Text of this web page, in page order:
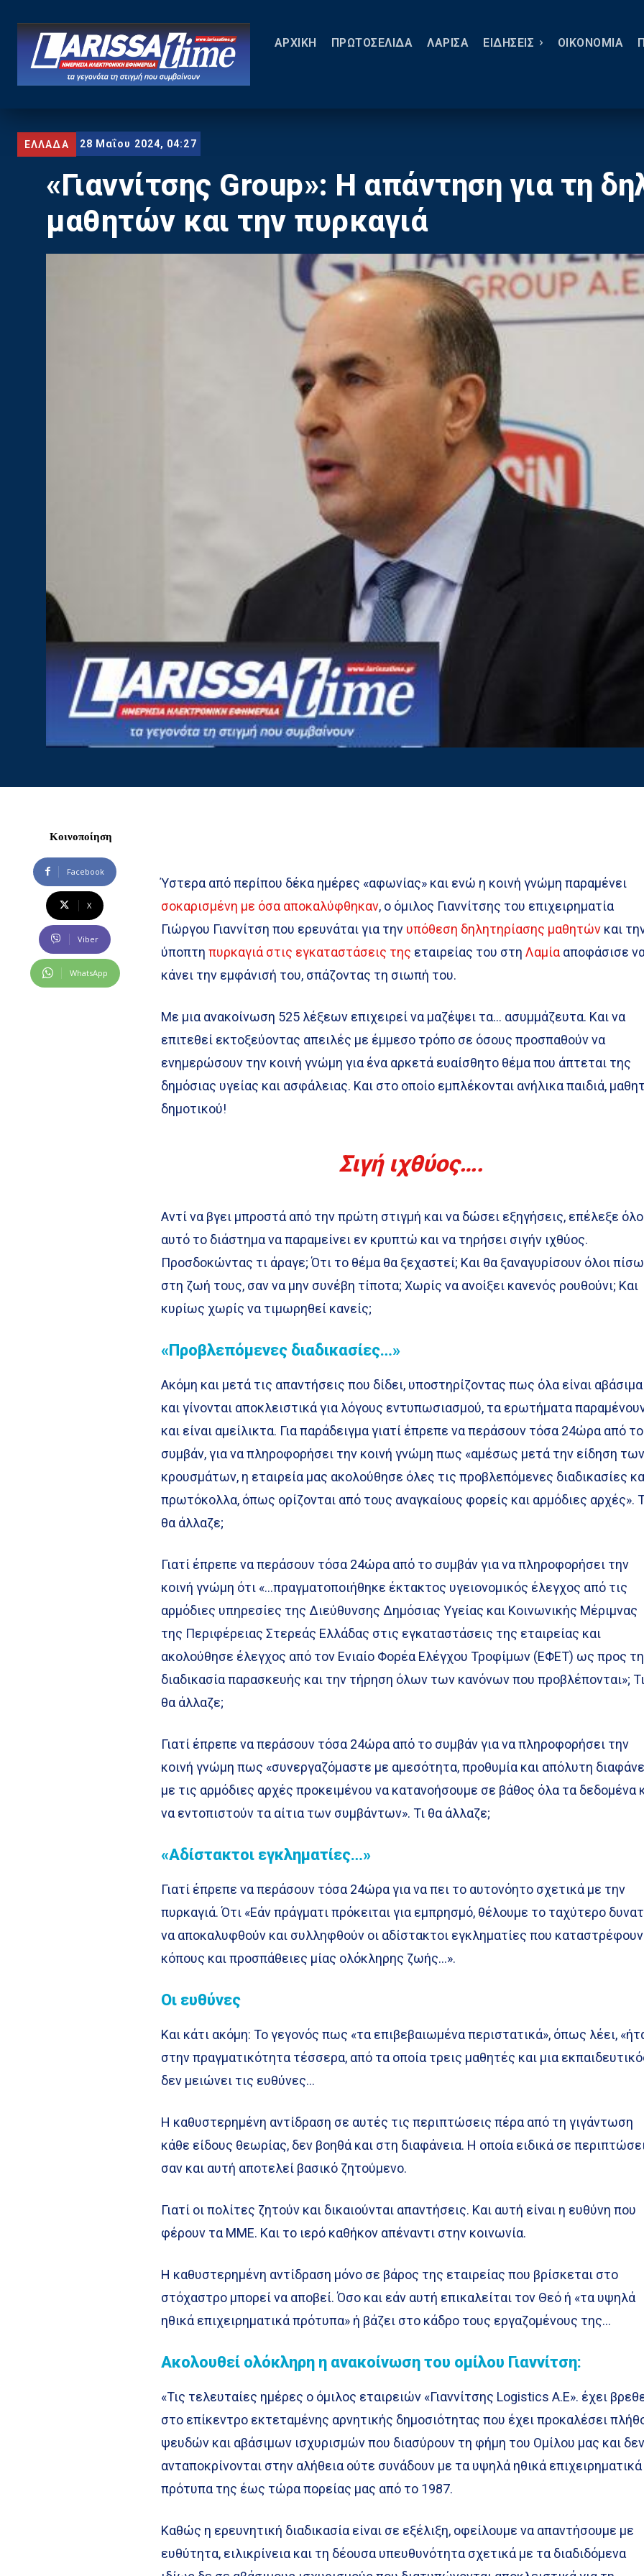
ΑΡΧΙΚΗ ΠΡΩΤΟΣΕΛΙΔΑ ΛΑΡΙΣΑ ΕΙΔΗΣΕΙΣ ΟΙΚΟΝΟΜΙΑ
ΕΛΛΑΔΑ 28 Μαΐου 2024, 04:27
«Γιαννίτσης Group»: Η απάντηση για τη
μαθητών και την πυρκαγιά
Κοινοποίηση
Facebook
X
Viber
WhatsApp
Ύστερα από περίπου δέκα ημέρες «αφωνίας» και ενώ η κοινή γνώμη παραμένει
σοκαρισμένη με όσα αποκαλύφθηκαν, ο όμιλος Γιαννίτσης του επιχειρηματία
Γιώργου Γιαννίτση που ερευνάται για την υπόθεση δηλητηρίασης μαθητών και
ύποπτηπυρκαγιά στις εγκαταστάσεις της εταιρείας του στηΛαμία αποφάσισε
κάνει την εμφάνισή του, σπάζοντας τη σιωπή του.
Με μια ανακοίνωση 525 λέξεων επιχειρεί να μαζέψει τα… ασυμμάζευτα. Και να
επιτεθεί εκτοξεύοντας απειλές με έμμεσο τρόπο σε όσους προσπαθούν να
ενημερώσουν την κοινή γνώμη για ένα αρκετά ευαίσθητο θέμα που άπτεται της
δημόσιας υγείας και ασφάλειας. Και στο οποίο εμπλέκονται ανήλικα παιδιά,
δημοτικού!
Σιγή ιχθύος….
Αντί να βγει μπροστά από την πρώτη στιγμή και να δώσει εξηγήσεις, επέλεξε όλο
αυτό το διάστημα να παραμείνει εν κρυπτώ και να τηρήσει σιγήν ιχθύος.
Προσδοκώντας τι άραγε; Ότι το θέμα θα ξεχαστεί; Και θα ξαναγυρίσουν όλοι πίσω
στη ζωή τους, σαν να μην συνέβη τίποτα; Χωρίς να ανοίξει κανενός ρουθούνι; Και
κυρίως χωρίς να τιμωρηθεί κανείς;
«Προβλεπόμενες διαδικασίες…»
Ακόμη και μετά τις απαντήσεις που δίδει, υποστηρίζοντας πως όλα είναι αβάσιμα
και γίνονται αποκλειστικά για λόγους εντυπωσιασμού, τα ερωτήματα
και είναι αμείλικτα. Για παράδειγμα γιατί έπρεπε να περάσουν τόσα 24ώρα από το
συμβάν, για να πληροφορήσει την κοινή γνώμη πως «αμέσως μετά την είδηση των
κρουσμάτων, η εταιρεία μας ακολούθησε όλες τις προβλεπόμενες διαδικασίες
πρωτόκολλα, όπως ορίζονται από τους αναγκαίους φορείς και αρμόδιες αρχές».
θα άλλαζε;
Γιατί έπρεπε να περάσουν τόσα 24ώρα από το συμβάν για να πληροφορήσει την
κοινή γνώμη ότι «…πραγματοποιήθηκε έκτακτος υγειονομικός έλεγχος από τις
αρμόδιες υπηρεσίες της Διεύθυνσης Δημόσιας Υγείας και Κοινωνικής Μέριμνας
της Περιφέρειας Στερεάς Ελλάδας στις εγκαταστάσεις της εταιρείας και
ακολούθησε έλεγχος από τον Ενιαίο Φορέα Ελέγχου Τροφίμων (ΕΦΕΤ) ως προς τη
διαδικασία παρασκευής και την τήρηση όλων των κανόνων που προβλέπονται»; Τι
θα άλλαζε;
Γιατί έπρεπε να περάσουν τόσα 24ώρα από το συμβάν για να πληροφορήσει την
κοινή γνώμη πως «συνεργαζόμαστε με αμεσότητα, προθυμία και απόλυτη
με τις αρμόδιες αρχές προκειμένου να κατανοήσουμε σε βάθος όλα τα δεδομένα
να εντοπιστούν τα αίτια των συμβάντων». Τι θα άλλαζε;
«Αδίστακτοι εγκληματίες…»
Γιατί έπρεπε να περάσουν τόσα 24ώρα για να πει το αυτονόητο σχετικά με την
πυρκαγιά. Ότι «Εάν πράγματι πρόκειται για εμπρησμό, θέλουμε το ταχύτερο
να αποκαλυφθούν και συλληφθούν οι αδίστακτοι εγκληματίες που καταστρέφουν
κόπους και προσπάθειες μίας ολόκληρης ζωής…».
Οι ευθύνες
Και κάτι ακόμη: Το γεγονός πως «τα επιβεβαιωμένα περιστατικά», όπως λέει,
στην πραγματικότητα τέσσερα, από τα οποία τρεις μαθητές και μια
δεν μειώνει τις ευθύνες…
Η καθυστερημένη αντίδραση σε αυτές τις περιπτώσεις πέρα από τη γιγάντωση
κάθε είδους θεωρίας, δεν βοηθά και στη διαφάνεια. Η οποία ειδικά σε
σαν και αυτή αποτελεί βασικό ζητούμενο.
Γιατί οι πολίτες ζητούν και δικαιούνται απαντήσεις. Και αυτή είναι η ευθύνη που
φέρουν τα ΜΜΕ. Και το ιερό καθήκον απέναντι στην κοινωνία.
Η καθυστερημένη αντίδραση μόνο σε βάρος της εταιρείας που βρίσκεται στο
στόχαστρο μπορεί να αποβεί. Όσο και εάν αυτή επικαλείται τον Θεό ή «τα υψηλά
ηθικά επιχειρηματικά πρότυπα» ή βάζει στο κάδρο τους εργαζομένους της…
Ακολουθεί ολόκληρη η ανακοίνωση του ομίλου Γιαννίτση:
«Τις τελευταίες ημέρες ο όμιλος εταιρειών «Γιαννίτσης Logistics Α.Ε». έχει
στο επίκεντρο εκτεταμένης αρνητικής δημοσιότητας που έχει προκαλέσει
ψευδών και αβάσιμων ισχυρισμών που διασύρουν τη φήμη του Ομίλου μας και δεν
ανταποκρίνονται στην αλήθεια ούτε συνάδουν με τα υψηλά ηθικά επιχειρηματικά
πρότυπα της έως τώρα πορείας μας από το 1987.
Καθώς η ερευνητική διαδικασία είναι σε εξέλιξη, οφείλουμε να απαντήσουμε με
ευθύτητα, ειλικρίνεια και τη δέουσα υπευθυνότητα σχετικά με τα διαδιδόμενα